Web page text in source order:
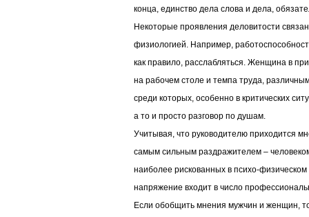
конца, единство дела слова и дела,
Некоторые проявления деловитости
физиологией. Например,
как правило, расслабляться. Женщина в
на рабочем столе и темпа труда,
среди которых, особенно в критических
а то и просто разговор по душам.
Учитывая, что руководителю приходится
самым сильным раздражителем –
наиболее рискованных в психо-
напряжение входит в число
Если обобщить мнения мужчин и женщин,